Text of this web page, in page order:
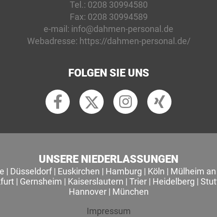
Tel.: 0208 30994580
Fax: 0208 30994589
e-mail: info@dahmen-personal.de
Webadresse: https://dahmen-personal.de/
FOLGEN SIE UNS
UNSERE NIEDERLASSUNGEN
| Düsseldorf| Euskirchen | Hamburg | Köln | Mülheim
| Gernsheim | Kaiserslautern | Trier| Heidelberg |
Hannover| München
Impressum